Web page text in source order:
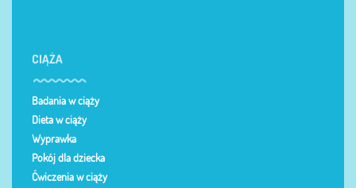
CIĄŻA
Badania w ciąży
Dieta w ciąży
Wyprawka
Pokój dla dziecka
Ćwiczenia w ciąży